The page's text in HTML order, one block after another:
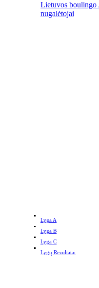
Lietuvos boulingo
nugalėtojai
Lyga A
Lyga B
Lyga C
Lygų Rezultatai